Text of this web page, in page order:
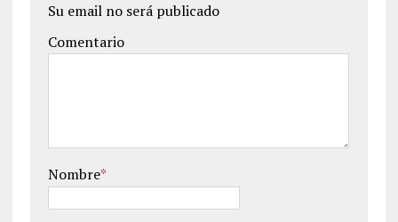
Su email no será publicado
Comentario
Nombre*